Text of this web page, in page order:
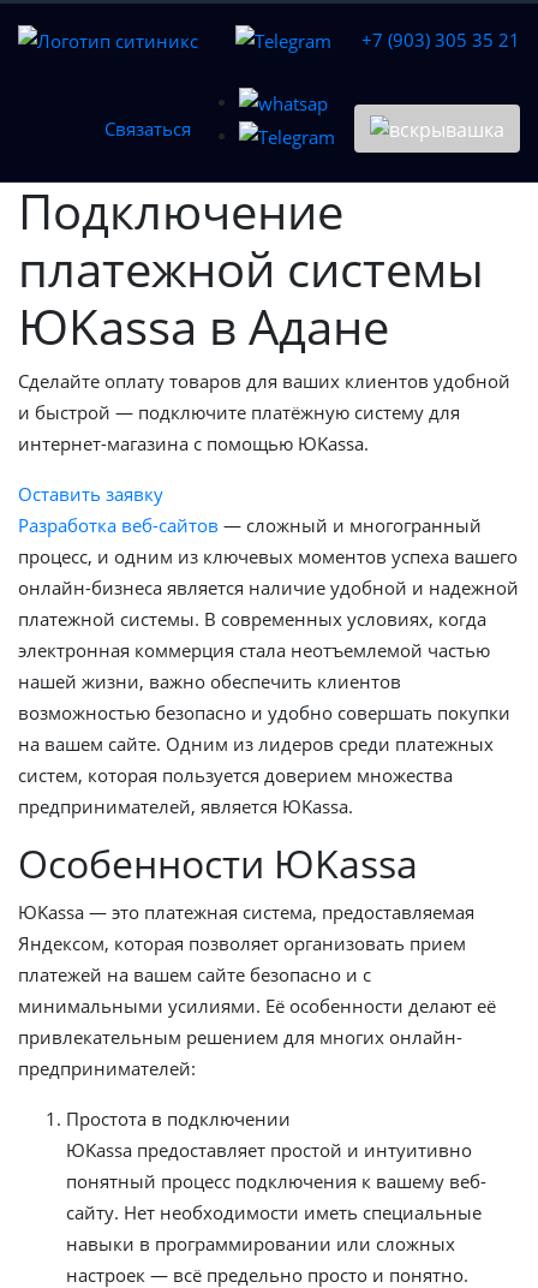
+7 (903) 305 35 21
Связаться
Подключение
платежной системы
ЮKassa в Адане
Сделайте оплату товаров для ваших клиентов удобной
и быстрой — подключите платёжную систему для
интернет-магазина с помощью ЮKassa.
Оставить заявку
Разработка веб-сайтов — сложный и многогранный
процесс, и одним из ключевых моментов успеха вашего
онлайн-бизнеса является наличие удобной и надежной
платежной системы. В современных условиях, когда
электронная коммерция стала неотъемлемой частью
нашей жизни, важно обеспечить клиентов
возможностью безопасно и удобно совершать покупки
на вашем сайте. Одним из лидеров среди платежных
систем, которая пользуется доверием множества
предпринимателей, является ЮKassa.
Особенности ЮKassa
ЮKassa — это платежная система, предоставляемая
Яндексом, которая позволяет организовать прием
платежей на вашем сайте безопасно и с
минимальными усилиями. Её особенности делают её
привлекательным решением для многих онлайн-
предпринимателей:
Простота в подключении
ЮKassa предоставляет простой и интуитивно
понятный процесс подключения к вашему веб-
сайту. Нет необходимости иметь специальные
навыки в программировании или сложных
настроек — всё предельно просто и понятно.